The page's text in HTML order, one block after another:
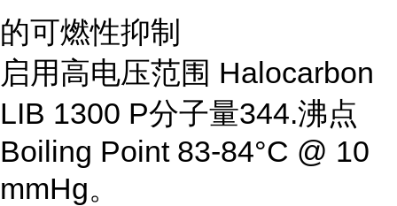
的可燃性抑制
启用高电压范围 Halocarbon
LIB 1300 P分子量344.沸点
Boiling Point 83-84°C @ 10
mmHg。